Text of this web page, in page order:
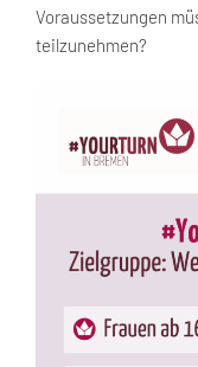
Voraussetzungen
teilzunehmen?